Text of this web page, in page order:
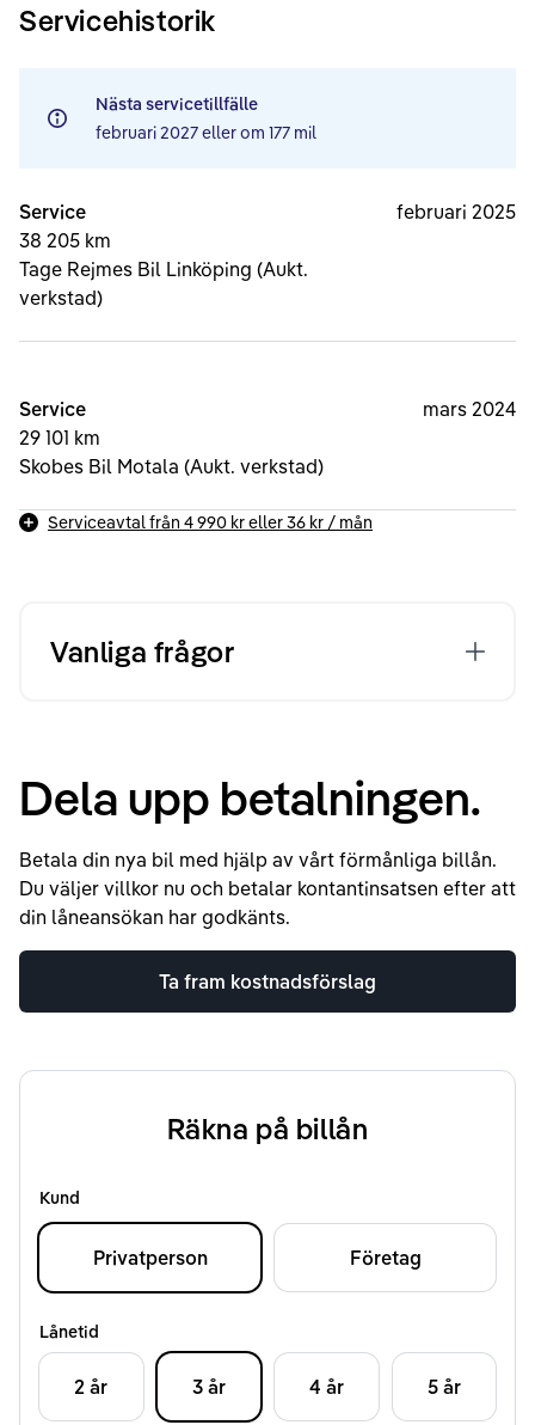
Servicehistorik
Nästa servicetillfälle
februari 2027eller om 177 mil
Service
38 205 km
Tage Rejmes Bil Linköping (Aukt.
verkstad)
februari 2025
Service
29 101 km
Skobes Bil Motala (Aukt. verkstad)
mars 2024
Serviceavtal från 4 990 kreller36 kr / mån
Vanliga frågor
Dela upp betalningen.
Betala din nya bil med hjälp av vårt förmånliga billån.
Du väljer villkor nu och betalar kontantinsatsen efter att
din låneansökan har godkänts.
Ta fram kostnadsförslag
Räkna på billån
Kund
Privatperson Företag
Lånetid
2 år 3 år 4 år 5 år